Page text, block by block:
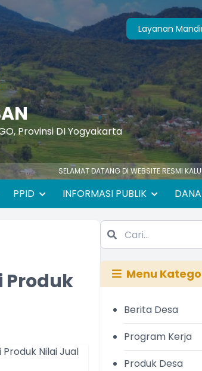
Layanan
Provinsi DI Yogyakarta
DATANG DI WEBSITE RESMI KALURAHAN TAYUBAN,
PPID INFORMASI PUBLIK
Menu
Berita Desa
Program Kerja
Produk Desa